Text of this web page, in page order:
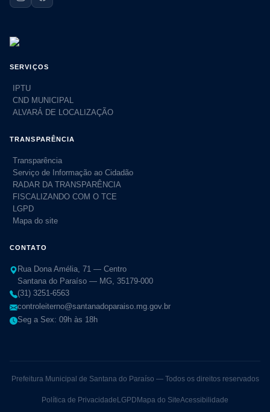
SERVIÇOS
IPTU
CND MUNICIPAL
ALVARÁ DE LOCALIZAÇÃO
TRANSPARÊNCIA
Transparência
Serviço de Informação ao Cidadão
RADAR DA TRANSPARÊNCIA
FISCALIZANDO COM O TCE
LGPD
Mapa do site
CONTATO
Rua Dona Amélia, 71 — Centro
Santana do Paraíso — MG, 35179-000
(31) 3251-6563
controleiterno@santanadoparaiso.mg.gov.br
Seg a Sex: 09h às 18h
Prefeitura Municipal de Santana do Paraíso — Todos os direitos reservados
Política de Privacidade LGPD Mapa do SiteAcessibilidade